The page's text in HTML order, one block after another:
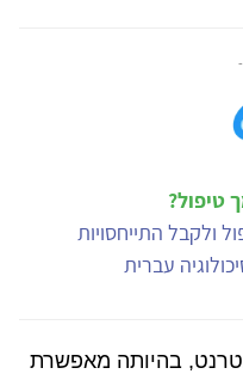
טיפול?
ולקבל התייחסויות
עברית
בהיותה מאפשרת